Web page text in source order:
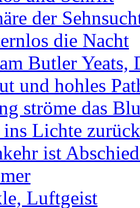
der
die Nacht
Butler Yeats,
und hohles
ströme das
Lichte zurück
ist
Luftgeist